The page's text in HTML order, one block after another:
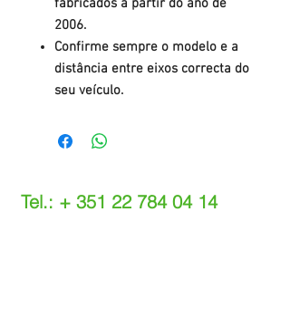
fabricados a partir do ano de
2006.
Confirme sempre o modelo e a
distância entre eixos correcta do
seu veículo.
Tel.: + 351 22 784 04 14